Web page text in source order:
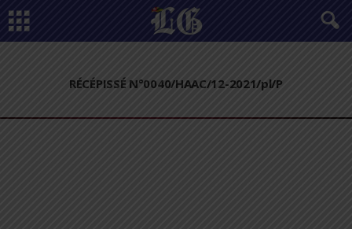
RÉCÉPISSÉ N°0040/HAAC/12-2021/pl/P